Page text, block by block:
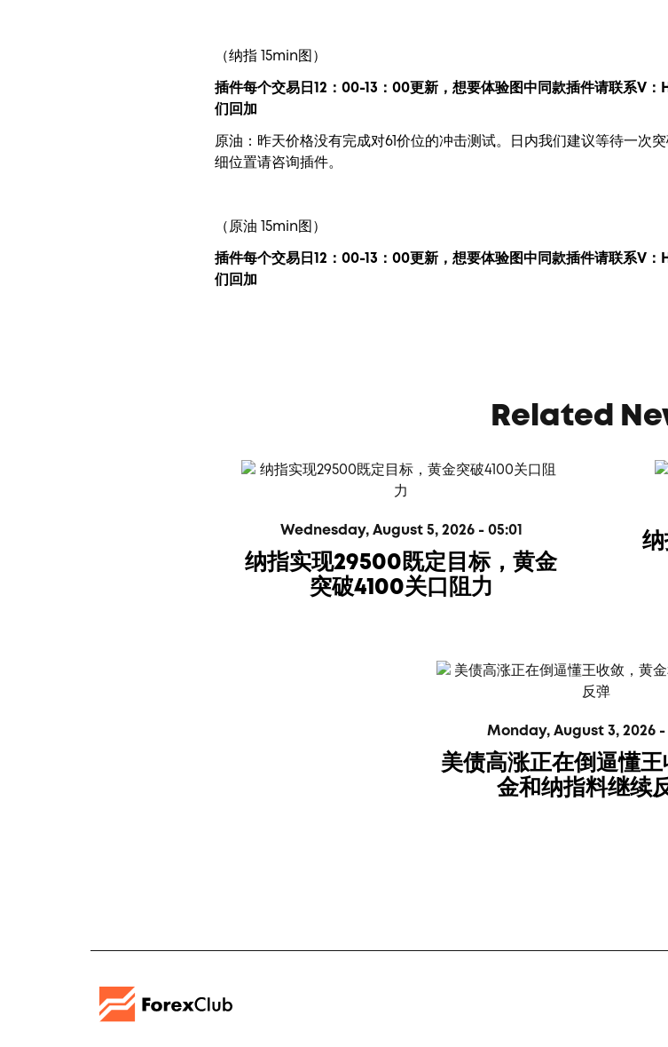
（纳指 15min图）
插件每个交易日12：00-13：00更新， 想要体验图中 同款插件请联系V：
们回加
原油：昨天价格没有完成对61价位的冲击测试。日内我们建议等待一次
细位置请咨询插件。
（原油 15min图）
插件每个交易日12：00-13：00更新， 想要体验图中 同款插件请联系V：
们回加
Related
Wednesday, August 5, 2026 - 05:01
纳指实现29500既定目标，黄金
突破4100关口阻力
Monday, August 3, 2026 -
美债高涨正在倒逼懂
金和纳指料继续